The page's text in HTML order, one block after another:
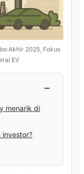
Akhir 2025, Fokus
EV
−
menarik di
investor?